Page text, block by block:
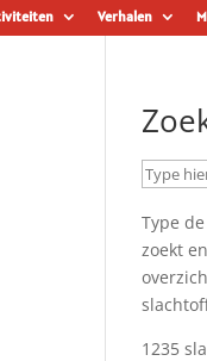
Verhalen
Type
zoekt
1235